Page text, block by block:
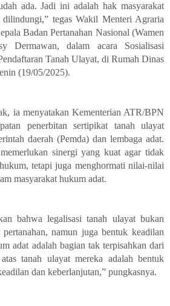
ada. Jadi ini adalah hak masyarakat
tegas Wakil Menteri Agraria
Badan Pertanahan Nasional (Wamen
Dermawan, dalam acara Sosialisasi
Tanah Ulayat, di Rumah Dinas
(19/05/2025).
ia menyatakan Kementerian ATR/BPN
penerbitan sertipikat tanah ulayat
daerah (Pemda) dan lembaga adat.
sinergi yang kuat agar tidak
tetapi juga menghormati nilai-nilai
masyarakat hukum adat.
bahwa legalisasi tanah ulayat bukan
pertanahan, namun juga bentuk keadilan
adat adalah bagian tak terpisahkan dari
tanah ulayat mereka adalah bentuk
dan keberlanjutan,” pungkasnya.